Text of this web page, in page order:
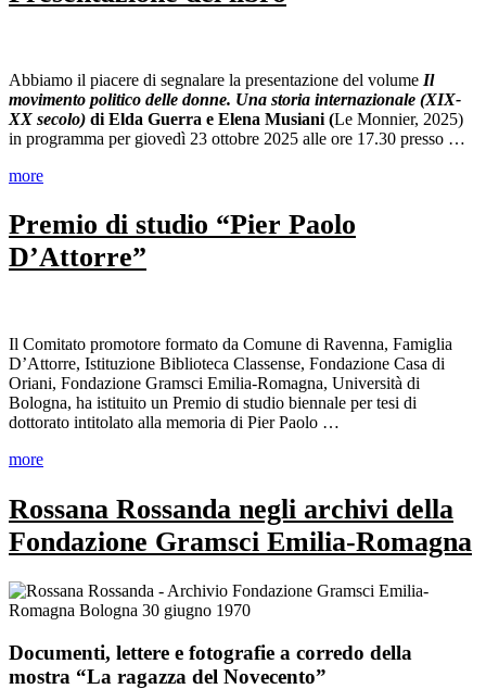
Abbiamo il piacere di segnalare la presentazione del volume Il
movimento politico delle donne. Una storia internazionale (XIX-
XX secolo) di Elda Guerra e Elena Musiani (Le Monnier, 2025)
in programma per giovedì 23 ottobre 2025 alle ore 17.30 presso …
more
Premio di studio “Pier Paolo
D’Attorre”
Il Comitato promotore formato da Comune di Ravenna, Famiglia
D’Attorre, Istituzione Biblioteca Classense, Fondazione Casa di
Oriani, Fondazione Gramsci Emilia-Romagna, Università di
Bologna, ha istituito un Premio di studio biennale per tesi di
dottorato intitolato alla memoria di Pier Paolo …
more
Rossana Rossanda negli archivi della
Fondazione Gramsci Emilia-Romagna
Documenti, lettere e fotografie a corredo della
mostra “La ragazza del Novecento”